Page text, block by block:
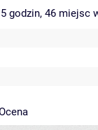
godzin, 46 miejsc